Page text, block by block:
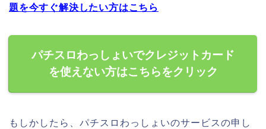
題を今すぐ解決したい方はこちら
パチスロわっしょいでクレジットカード
を使えない方はこちらをクリック
もしかしたら、パチスロわっしょいのサービスの申し